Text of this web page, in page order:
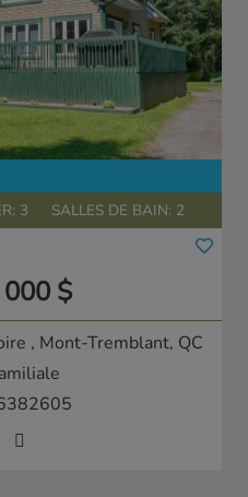
3 SALLES DE BAIN: 2
$
, Mont-Tremblant, QC